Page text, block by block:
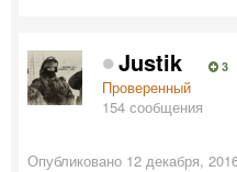
Justik 3
Проверенный
154 сообщения
Опубликовано 12 декабря,